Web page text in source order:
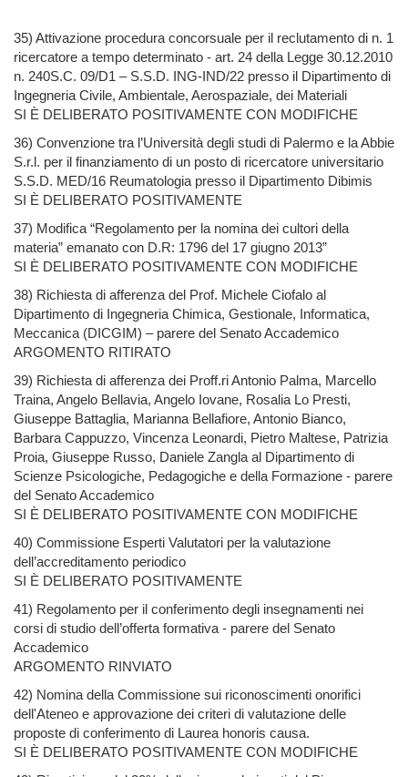
35) Attivazione procedura concorsuale per il reclutamento di n. 1
ricercatore a tempo determinato - art. 24 della Legge 30.12.2010
n. 240S.C. 09/D1 – S.S.D. ING-IND/22 presso il Dipartimento di
Ingegneria Civile, Ambientale, Aerospaziale, dei Materiali
SI È DELIBERATO POSITIVAMENTE CON MODIFICHE
36) Convenzione tra l’Università degli studi di Palermo e la Abbie
S.r.l. per il finanziamento di un posto di ricercatore universitario
S.S.D. MED/16 Reumatologia presso il Dipartimento Dibimis
SI È DELIBERATO POSITIVAMENTE
37) Modifica “Regolamento per la nomina dei cultori della
materia” emanato con D.R: 1796 del 17 giugno 2013”
SI È DELIBERATO POSITIVAMENTE CON MODIFICHE
38) Richiesta di afferenza del Prof. Michele Ciofalo al
Dipartimento di Ingegneria Chimica, Gestionale, Informatica,
Meccanica (DICGIM) – parere del Senato Accademico
ARGOMENTO RITIRATO
39) Richiesta di afferenza dei Proff.ri Antonio Palma, Marcello
Traina, Angelo Bellavia, Angelo Iovane, Rosalia Lo Presti,
Giuseppe Battaglia, Marianna Bellafiore, Antonio Bianco,
Barbara Cappuzzo, Vincenza Leonardi, Pietro Maltese, Patrizia
Proia, Giuseppe Russo, Daniele Zangla al Dipartimento di
Scienze Psicologiche, Pedagogiche e della Formazione - parere
del Senato Accademico
SI È DELIBERATO POSITIVAMENTE CON MODIFICHE
40) Commissione Esperti Valutatori per la valutazione
dell’accreditamento periodico
SI È DELIBERATO POSITIVAMENTE
41) Regolamento per il conferimento degli insegnamenti nei
corsi di studio dell’offerta formativa - parere del Senato
Accademico
ARGOMENTO RINVIATO
42) Nomina della Commissione sui riconoscimenti onorifici
dell'Ateneo e approvazione dei criteri di valutazione delle
proposte di conferimento di Laurea honoris causa.
SI È DELIBERATO POSITIVAMENTE CON MODIFICHE